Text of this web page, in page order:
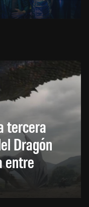
tercera
Dragón
entre